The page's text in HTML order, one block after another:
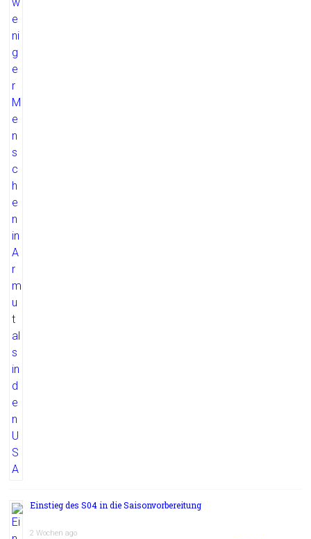
Einstieg des S04 in die Saisonvorbereitung
2 Wochen ago